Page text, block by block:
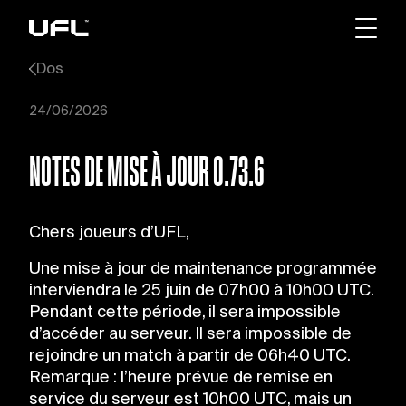
Dos
24/06/2026
NOTES DE MISE À JOUR 0.73.6
Chers joueurs d’UFL,
Une mise à jour de maintenance programmée
interviendra le 25 juin de 07h00 à 10h00 UTC.
Pendant cette période, il sera impossible
d’accéder au serveur. Il sera impossible de
rejoindre un match à partir de 06h40 UTC.
Remarque : l’heure prévue de remise en
service du serveur est 10h00 UTC, mais un